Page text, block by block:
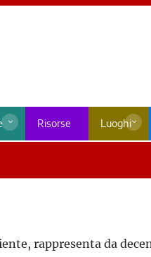
Risorse Luoghi
rappresenta da